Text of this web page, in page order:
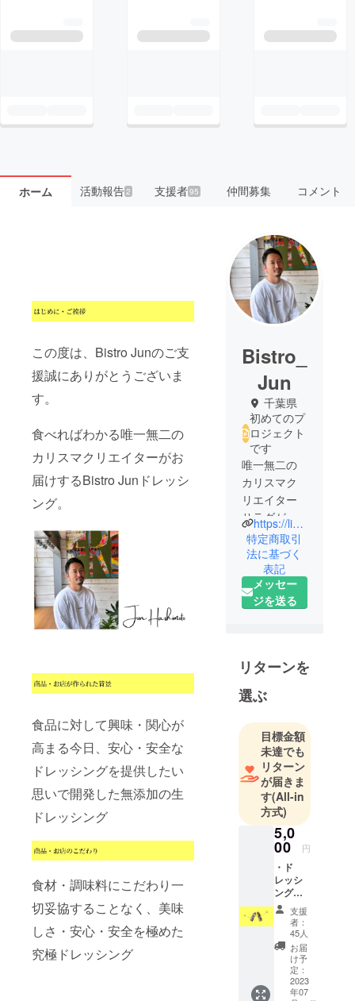
ホーム 活動報告2 支援者95 仲間募集 コメント
この度は、Bistro Junのご支
援誠にありがとうございま
す。
食べればわかる唯一無二の
カリスマクリエイターがお
届けするBistro Junドレッシ
ング。
食品に対して興味・関心が
高まる今日、安心・安全な
ドレッシングを提供したい
思いで開発した無添加の生
ドレッシング
食材・調味料にこだわり一
切妥協することなく、美味
しさ・安心・安全を極めた
究極ドレッシング
Bistro_
Jun
千葉県
初めてのプ
ロジェクト
です
唯一無二の
カリスマク
リエイター
サラダが止
まらない、
究極のド
レッシング
を日本中に
お届けしま
https://lin.ee/nRxYsl3
特定商取引
法に基づく
表記
メッセー
ジを送る
リターンを
選ぶ
目標金額
未達でも
リターン
が届きま
す(All-in
方式)
5,0
00 円
・ド
レッシ
ング
MILAN
O(180g)
・ド
レッシ
ング
LA(190
g) ・送
料込み
支援
者：
45人
お届
け予
定：
2023
年07